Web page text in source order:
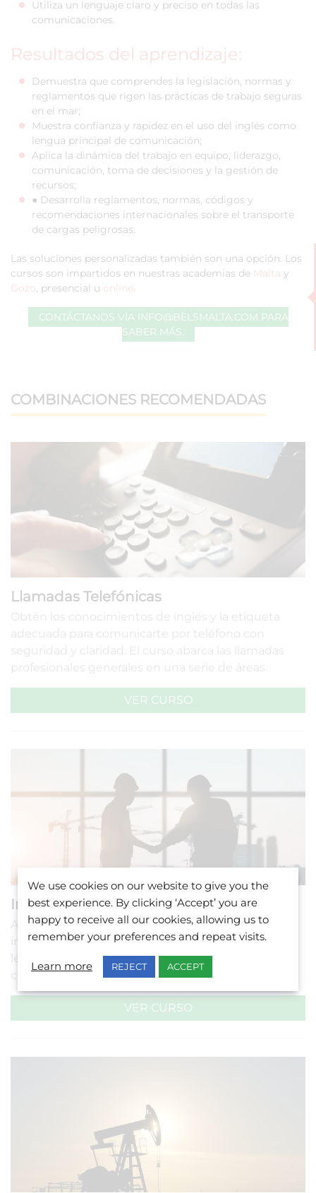
Utiliza un lenguaje claro y preciso en todas las
comunicaciones.
Resultados del aprendizaje:
Demuestra que comprendes la legislación, normas y
reglamentos que rigen las prácticas de trabajo seguras
en el mar;
Muestra confianza y rapidez en el uso del inglés como
lengua principal de comunicación;
Aplica la dinámica del trabajo en equipo, liderazgo,
comunicación, toma de decisiones y la gestión de
recursos;
● Desarrolla reglamentos, normas, códigos y
recomendaciones internacionales sobre el transporte
de cargas peligrosas.
Las soluciones personalizadas también son una opción. Los
cursos son impartidos en nuestras academias de Malta y
Gozo , presencial u online
CONTÁCTANOS VÍA INFO@BELSMALTA.COM PARA
SABER MÁS.
COMBINACIONES RECOMENDADAS
Llamadas Telefónicas
Obtén los conocimientos de inglés y la etiqueta
adecuada para comunicarte por teléfono con
seguridad y claridad. El curso abarca las llamadas
profesionales generales en una serie de áreas.
VER CURSO
Ingeniería
Adquiere una sólida comprensión del inglés para la
ingeniería. Aprende a expresar tu profesión en un
lenguaje común y desarrolla tus habilidades de
comunicación para mejorar tu rendimiento.
VER CURSO
We use cookies on our website to give you the
best experience. By clicking ‘Accept’ you are
happy to receive all our cookies, allowing us to
remember your preferences and repeat visits.
Learn more REJECT ACCEPT